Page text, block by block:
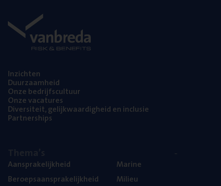
Inzich­ten
Duur­zaam­heid
Onze bedrijfs­cul­tuur
Onze vaca­tu­res
Diver­si­teit, gelijk­waar­dig­heid en inclusie
Part­ner­ships
Aan­spra­ke­lijk­heid
Beroeps­aan­spra­ke­lijk­heid
Mari­ne
Mili­eu